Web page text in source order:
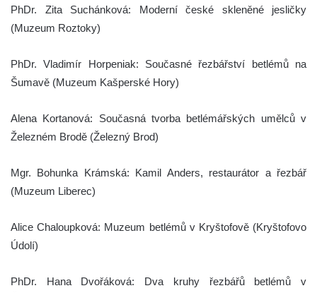
PhDr. Zita Suchánková: Moderní české skleněné jesličky
(Muzeum Roztoky)
PhDr. Vladimír Horpeniak: Současné řezbářství betlémů na
Šumavě (Muzeum Kašperské Hory)
Alena Kortanová: Současná tvorba betlémářských umělců v
Železném Brodě (Železný Brod)
Mgr. Bohunka Krámská: Kamil Anders, restaurátor a řezbář
(Muzeum Liberec)
Alice Chaloupková: Muzeum betlémů v Kryštofově (Kryštofovo
Údolí)
PhDr. Hana Dvořáková: Dva kruhy řezbářů betlémů v